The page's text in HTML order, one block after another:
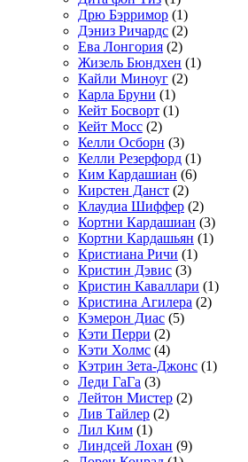
Дрю Бэрримор (1)
Дэниз Ричардс (2)
Ева Лонгория (2)
Жизель Бюндхен (1)
Кайли Миноуг (2)
Карла Бруни (1)
Кейт Босворт (1)
Кейт Мосс (2)
Келли Осборн (3)
Келли Резерфорд (1)
Ким Кардашиан (6)
Кирстен Данст (2)
Клаудиа Шиффер (2)
Кортни Кардашиан (3)
Кортни Кардашьян (1)
Кристиана Ричи (1)
Кристин Дэвис (3)
Кристин Каваллари (1)
Кристина Агилера (2)
Кэмерон Диас (5)
Кэти Перри (2)
Кэти Холмс (4)
Кэтрин Зета-Джонс (1)
Леди ГаГа (3)
Лейтон Мистер (2)
Лив Тайлер (2)
Лил Ким (1)
Линдсей Лохан (9)